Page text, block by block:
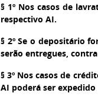
§ 1º Nos casos de
respectivo AI.
§ 2º Se o depositário
serão entregues,
§ 3º Nos casos de
AI poderá ser